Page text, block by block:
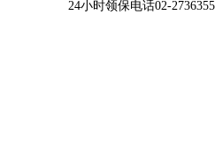
24小时领保电话02-